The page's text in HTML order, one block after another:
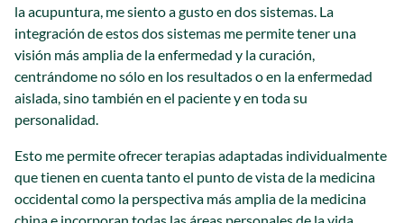
la acupuntura, me siento a gusto en dos sistemas. La
integración de estos dos sistemas me permite tener una
visión más amplia de la enfermedad y la curación,
centrándome no sólo en los resultados o en la enfermedad
aislada, sino también en el paciente y en toda su
personalidad.
Esto me permite ofrecer terapias adaptadas individualmente
que tienen en cuenta tanto el punto de vista de la medicina
occidental como la perspectiva más amplia de la medicina